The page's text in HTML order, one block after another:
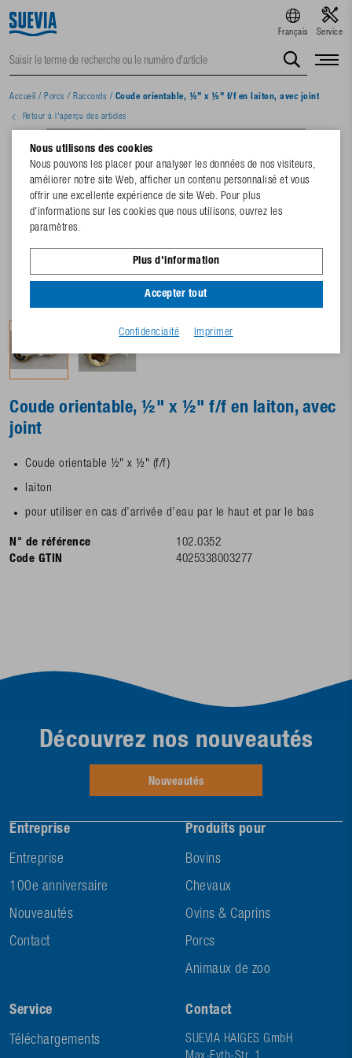
Français Service
Accueil / Porcs / Raccords / Coude orientable, ½" x ½" f/f en laiton, avec joint
Retour à l'aperçu des articles
Coude orientable, ½" x ½" f/f en laiton, avec
joint
Coude orientable ½" x ½" (f/f)
laiton
pour utiliser en cas d’arrivée d’eau par le haut et par le bas
N° de référence
102.0352
Code GTIN
4025338003277
Entreprise
Entreprise
100e anniversaire
Nouveautés
Contact
Produits pour
Bovins
Chevaux
Ovins & Caprins
Porcs
Animaux de zoo
Service
Téléchargements
Contact
SUEVIA HAIGES GmbH
Découvrez nos nouveautés
Nouveautés
Nous utilisons des cookies
Nous pouvons les placer pour analyser les données de nos visiteurs,
améliorer notre site Web, afficher un contenu personnalisé et vous
offrir une excellente expérience de site Web. Pour plus
d'informations sur les cookies que nous utilisons, ouvrez les
paramètres.
Plus d'information
Accepter tout
Confidenciaité Imprimer